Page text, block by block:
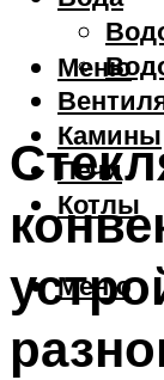
Камины
Печи
Котлы
Меню
Меню